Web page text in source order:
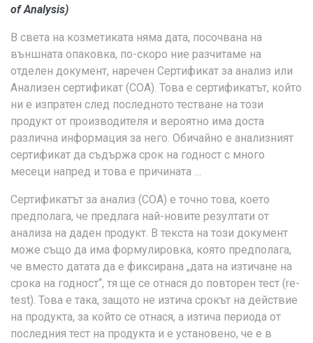
of Analysis)
В света на козметиката няма дата, посочвана на
външната опаковка, по-скоро ние разчитаме на
отделен документ, наречен Сертификат за анализ или
Анализен сертификат (СОА). Това е сертификатът, който
ни е изпратен след последното тестване на този
продукт от производителя и вероятно има доста
различна информация за него. Обичайно е анализният
сертификат да съдържа срок на годност с много
месеци напред и това е причината …
Сертификатът за анализ (COA) е точно това, което
предполага, че предлага най-новите резултати от
анализа на даден продукт. В текста на този документ
може също да има формулировка, която предполага,
че вместо датата да е фиксирана „дата на изтичане на
срока на годност“, тя ще се отнася до повторен тест (re-
test). Това е така, защото не изтича срокът на действие
на продукта, за който се отнася, а изтича периода от
последния тест на продукта и е установено, че е в